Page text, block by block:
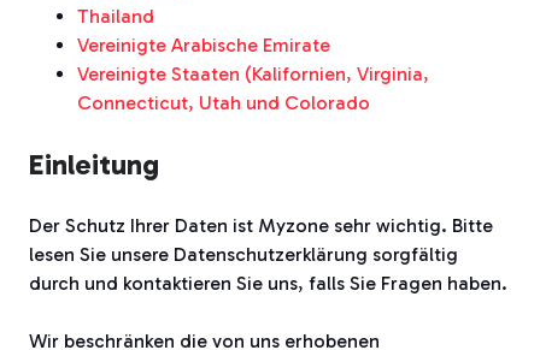
Thailand
Vereinigte Arabische Emirate
Vereinigte Staaten (Kalifornien, Virginia,
Connecticut, Utah und Colorado
Einleitung
Der Schutz Ihrer Daten ist Myzone sehr wichtig. Bitte
lesen Sie unsere Datenschutzerklärung sorgfältig
durch und kontaktieren Sie uns, falls Sie Fragen haben.
Wir beschränken die von uns erhobenen